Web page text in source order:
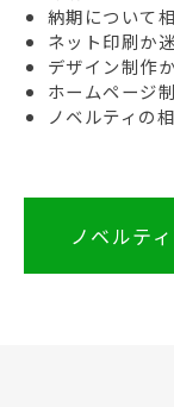
納期について
ネット印刷か
デザイン制作
ホームページ
ノベルティの
ノベルテ